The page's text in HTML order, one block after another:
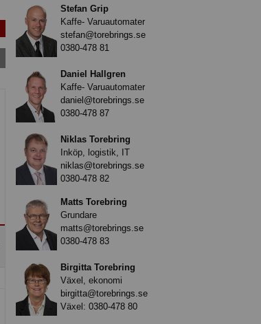
Stefan Grip
Kaffe- Varuautomater
stefan@torebrings.se
0380-478 81
Daniel Hallgren
Kaffe- Varuautomater
daniel@torebrings.se
0380-478 87
Niklas Torebring
Inköp, logistik, IT
niklas@torebrings.se
0380-478 82
Matts Torebring
Grundare
matts@torebrings.se
0380-478 83
Birgitta Torebring
Växel, ekonomi
birgitta@torebrings.se
Växel: 0380-478 80